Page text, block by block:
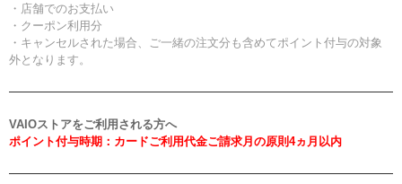
・店舗でのお支払い
・クーポン利用分
・キャンセルされた場合、ご一緒の注文分も含めてポイント付与の対象
外となります。
VAIOストアをご利用される方へ
ポイント付与時期：カードご利用代金ご請求月の原則4ヵ月以内